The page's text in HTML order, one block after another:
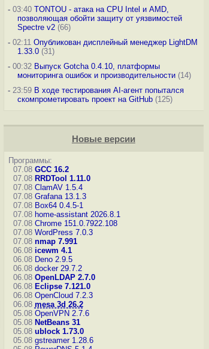
-03:40 TONTOU - атака на CPU Intel и AMD,
позволяющая обойти защиту от уязвимостей
Spectre v2(66)
-02:11 Опубликован дисплейный менеджер LightDM
1.33.0(31)
-00:32 Выпуск Gotcha 0.4.10, платформы
мониторинга ошибок и производительности(14)
-23:59 В ходе тестирования AI-агент попытался
скомпрометировать проект на GitHub(125)
Новые версии
Программы:
07.08 GCC 16.2
07.08 RRDTool 1.11.0
07.08 ClamAV 1.5.4
07.08 Grafana 13.1.3
07.08 Box64 0.4.5-1
07.08 home-assistant 2026.8.1
07.08 Chrome 151.0.7922.108
07.08 WordPress 7.0.3
07.08 nmap 7.991
06.08 icewm 4.1
06.08 Deno 2.9.5
06.08 docker 29.7.2
06.08 OpenLDAP 2.7.0
06.08 Eclipse 7.121.0
06.08 OpenCloud 7.2.3
06.08 mesa 3d 26.2
05.08 OpenVPN 2.7.6
05.08 NetBeans 31
05.08 ublock 1.73.0
05.08 gstreamer 1.28.6